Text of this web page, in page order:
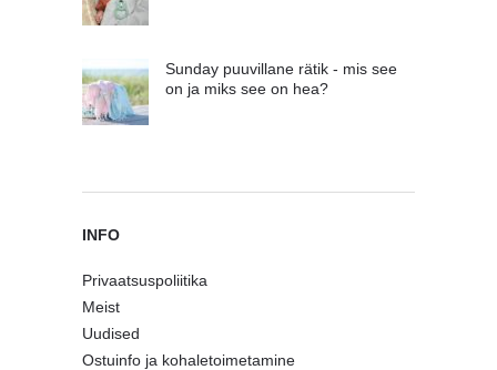
Sunday puuvillane rätik - mis see
on ja miks see on hea?
INFO
Privaatsuspoliitika
Meist
Uudised
Ostuinfo ja kohaletoimetamine